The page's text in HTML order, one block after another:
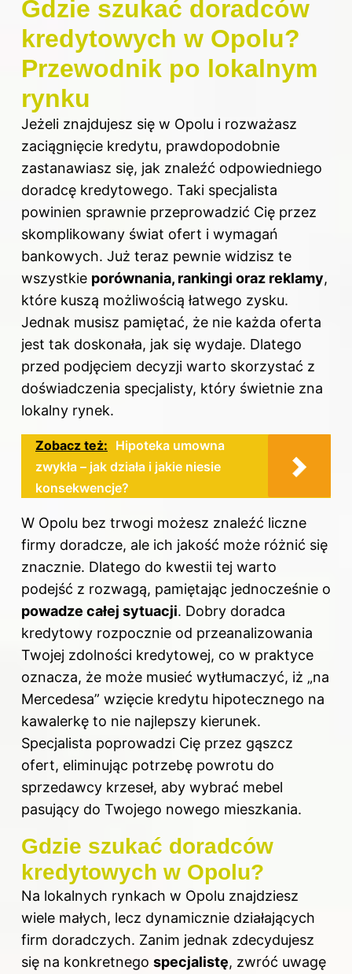
Gdzie szukać doradców
kredytowych w Opolu?
Przewodnik po lokalnym
rynku
Jeżeli znajdujesz się w Opolu i rozważasz
zaciągnięcie kredytu, prawdopodobnie
zastanawiasz się, jak znaleźć odpowiedniego
doradcę kredytowego. Taki specjalista
powinien sprawnie przeprowadzić Cię przez
skomplikowany świat ofert i wymagań
bankowych. Już teraz pewnie widzisz te
wszystkie porównania, rankingi oraz reklamy,
które kuszą możliwością łatwego zysku.
Jednak musisz pamiętać, że nie każda oferta
jest tak doskonała, jak się wydaje. Dlatego
przed podjęciem decyzji warto skorzystać z
doświadczenia specjalisty, który świetnie zna
lokalny rynek.
Zobacz też: Hipoteka umowna
zwykła – jak działa i jakie niesie
konsekwencje?
W Opolu bez trwogi możesz znaleźć liczne
firmy doradcze, ale ich jakość może różnić się
znacznie. Dlatego do kwestii tej warto
podejść z rozwagą, pamiętając jednocześnie o
powadze całej sytuacji. Dobry doradca
kredytowy rozpocznie od przeanalizowania
Twojej zdolności kredytowej, co w praktyce
oznacza, że może musieć wytłumaczyć, iż „na
Mercedesa” wzięcie kredytu hipotecznego na
kawalerkę to nie najlepszy kierunek.
Specjalista poprowadzi Cię przez gąszcz
ofert, eliminując potrzebę powrotu do
sprzedawcy krzeseł, aby wybrać mebel
pasujący do Twojego nowego mieszkania.
Gdzie szukać doradców
kredytowych w Opolu?
Na lokalnych rynkach w Opolu znajdziesz
wiele małych, lecz dynamicznie działających
firm doradczych. Zanim jednak zdecydujesz
się na konkretnego specjalistę, zwróć uwagę